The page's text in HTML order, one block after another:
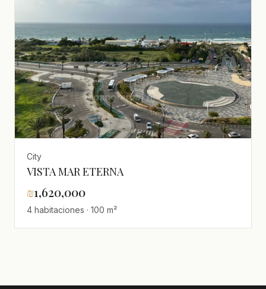
City
VISTA MAR ETERNA
₪1,620,000
4 habitaciones · 100 m²